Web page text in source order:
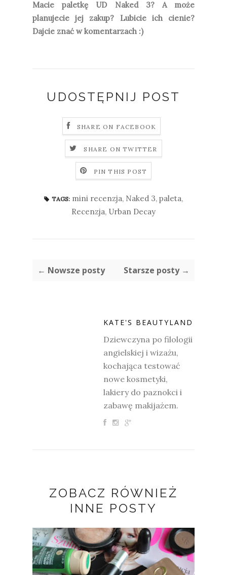
Macie paletkę UD Naked 3? A może
planujecie jej zakup? Lubicie ich cienie?
Dajcie znać w komentarzach :)
UDOSTĘPNIJ POST
SHARE ON FACEBOOK
SHARE ON TWITTER
PIN THIS POST
TAGS: mini recenzja, Naked 3, paleta,
Recenzja, Urban Decay
← Nowsze posty Starsze posty →
KATE'S BEAUTYLAND
Dziewczyna po filologii
angielskiej i wizażu,
kochająca testować
nowe kosmetyki,
lakiery do paznokci i
zabawę makijażem.
ZOBACZ RÓWNIEŻ
INNE POSTY